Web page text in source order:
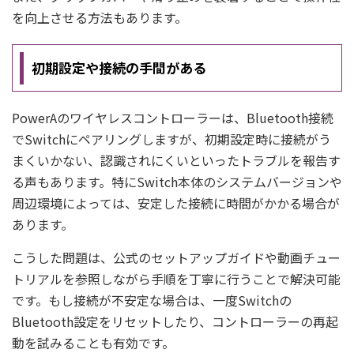
を向上させる方法もあります。
初期設定や接続の手間がある
PowerAのワイヤレスコントローラーは、Bluetooth接続
でSwitchにペアリングしますが、初期設定時に接続がう
まくいかない、認識されにくいといったトラブルを報告す
る声もあります。特にSwitch本体のシステムバージョンや
周辺環境によっては、安定した接続に時間がかかる場合が
あります。
こうした問題は、公式のセットアップガイドや動画チュー
トリアルを参照しながら手順を丁寧に行うことで解決可能
です。もし接続が不安定な場合は、一度Switchの
Bluetooth設定をリセットしたり、コントローラーの再起
動を試みることも有効です。